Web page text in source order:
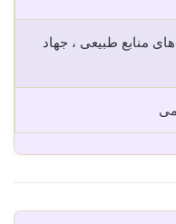
های منابع طبیعی ، جهاد